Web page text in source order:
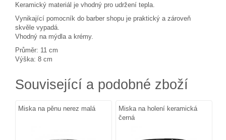
Keramický materiál je vhodný pro udržení tepla.
Vynikající pomocník do barber shopu je praktický a zároveň
skvěle vypadá.
Vhodný na mýdla a krémy.
Průměr: 11 cm
Výška: 8 cm
Související a podobné zboží
Miska na pěnu nerez malá
Miska na holení keramická
černá